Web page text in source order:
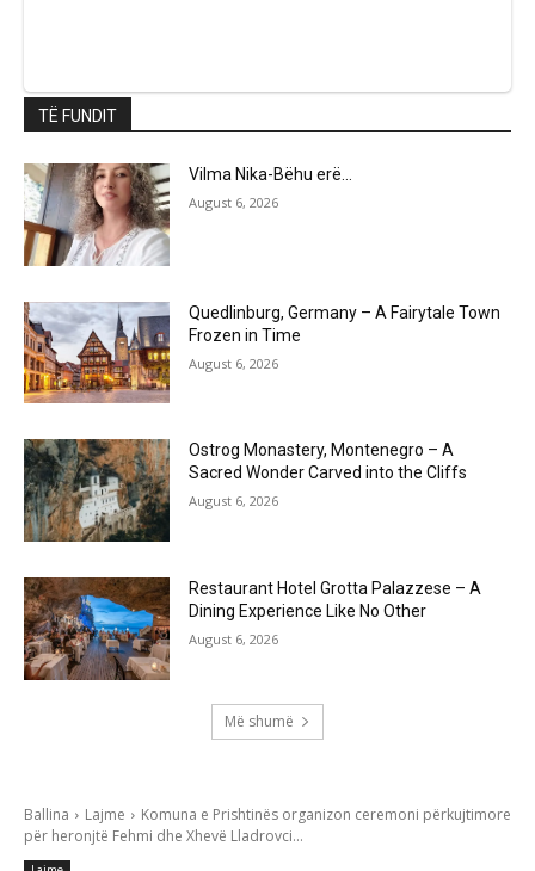
TË FUNDIT
Vilma Nika-Bëhu erë…
August 6, 2026
Quedlinburg, Germany – A Fairytale Town
Frozen in Time
August 6, 2026
Ostrog Monastery, Montenegro – A
Sacred Wonder Carved into the Cliffs
August 6, 2026
Restaurant Hotel Grotta Palazzese – A
Dining Experience Like No Other
August 6, 2026
Më shumë